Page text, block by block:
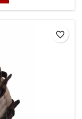
favorite_border